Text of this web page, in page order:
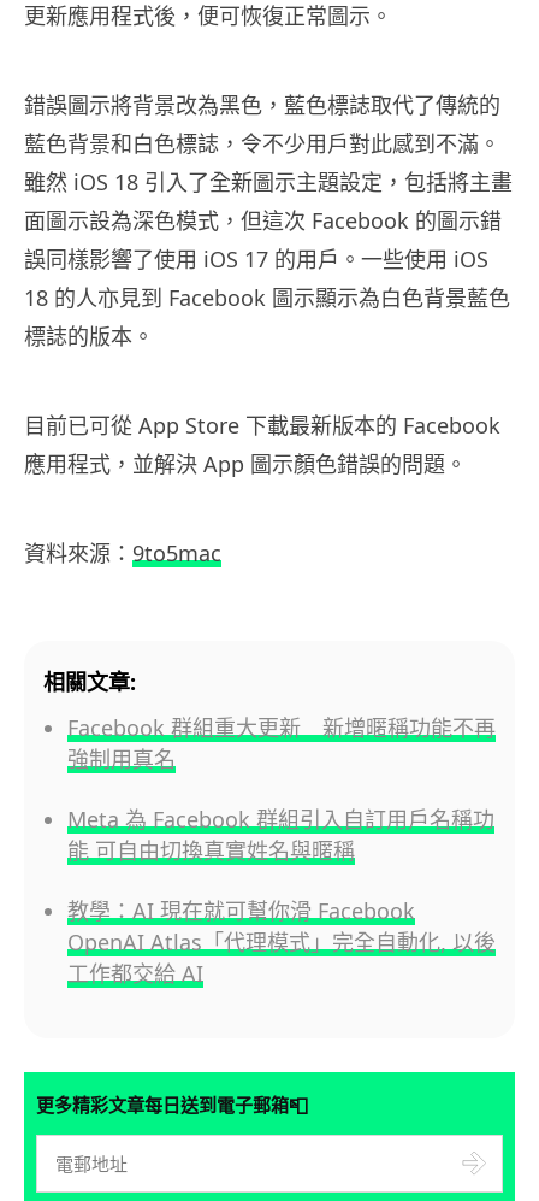
更新應用程式後，便可恢復正常圖示。
錯誤圖示將背景改為黑色，藍色標誌取代了傳統的
藍色背景和白色標誌，令不少用戶對此感到不滿。
雖然 iOS 18 引入了全新圖示主題設定，包括將主畫
面圖示設為深色模式，但這次 Facebook 的圖示錯
誤同樣影響了使用 iOS 17 的用戶。一些使用 iOS
18 的人亦見到 Facebook 圖示顯示為白色背景藍色
標誌的版本。
目前已可從 App Store 下載最新版本的 Facebook
應用程式，並解決 App 圖示顏色錯誤的問題。
資料來源： 9to5mac
相關文章:
Facebook 群組重大更新 新增暱稱功能不再
強制用真名
Meta 為 Facebook 群組引入自訂用戶名稱功
能 可自由切換真實姓名與暱稱
教學：AI 現在就可幫你滑 Facebook
OpenAI Atlas「代理模式」完全自動化, 以後
工作都交給 AI
更多精彩文章每日送到電子郵箱📮